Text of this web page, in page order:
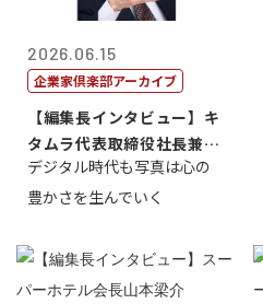
2026.06.15
企業家倶楽部アーカイブ
【編集長インタビュー】キ
タムラ代表取締役社長兼Ｃ
ＯＯ 武川 ...
デジタル時代も写真は心の
豊かさを生んでいく